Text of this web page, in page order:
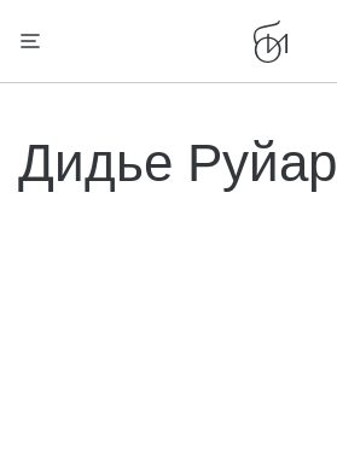
Дидье Руйар